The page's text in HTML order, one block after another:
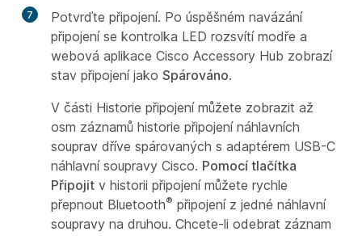
7
Potvrďte připojení. Po úspěšném navázání
připojení se kontrolka LED rozsvítí modře a
webová aplikace Cisco Accessory Hub zobrazí
stav připojení jako Spárováno.
V části Historie připojení můžete zobrazit až
osm záznamů historie připojení náhlavních
souprav dříve spárovaných s adaptérem USB-C
náhlavní soupravy Cisco. Pomocí tlačítka
Připojit v historii připojení můžete rychle
přepnout Bluetooth® připojení z jedné náhlavní
soupravy na druhou. Chcete-li odebrat záznam